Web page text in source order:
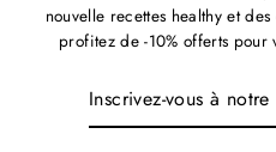
nouvelle recettes healthy et
profitez de -10% offerts